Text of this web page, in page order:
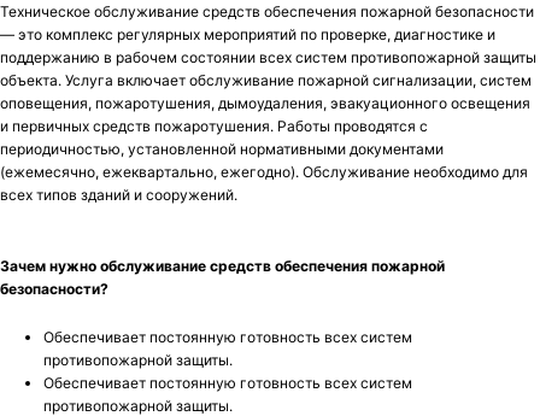
Техническое обслуживание средств обеспечения пожарной безопасности
— это комплекс регулярных мероприятий по проверке, диагностике и
поддержанию в рабочем состоянии всех систем противопожарной защиты
объекта. Услуга включает обслуживание пожарной сигнализации, систем
оповещения, пожаротушения, дымоудаления, эвакуационного освещения
и первичных средств пожаротушения. Работы проводятся с
периодичностью, установленной нормативными документами
(ежемесячно, ежеквартально, ежегодно). Обслуживание необходимо для
всех типов зданий и сооружений.
Зачем нужно обслуживание средств обеспечения пожарной
безопасности?
Обеспечивает постоянную готовность всех систем
противопожарной защиты.
Обеспечивает постоянную готовность всех систем
противопожарной защиты.